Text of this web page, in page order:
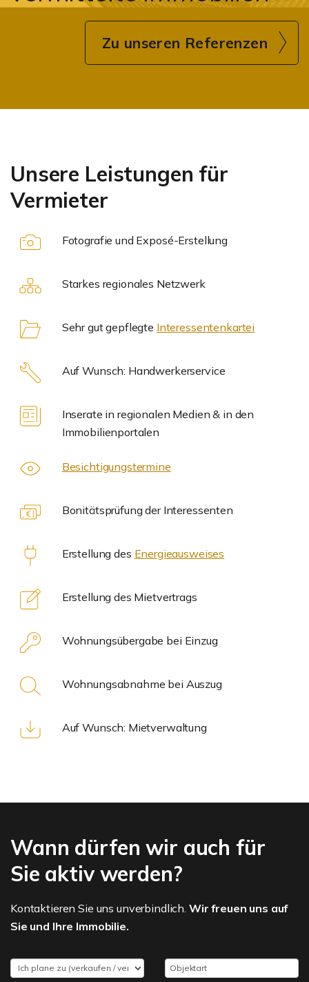
Zu unseren Referenzen
Unsere Leistungen für
Vermieter
Fotografie und Exposé-Erstellung
Starkes regionales Netzwerk
Sehr gut gepflegte Interessentenkartei
Auf Wunsch: Handwerkerservice
Inserate in regionalen Medien & in den
Immobilienportalen
Besichtigungstermine
Bonitätsprüfung der Interessenten
Erstellung des Energieausweises
Erstellung des Mietvertrags
Wohnungsübergabe bei Einzug
Wohnungsabnahme bei Auszug
Auf Wunsch: Mietverwaltung
Wann dürfen wir auch für
Sie aktiv werden?
Kontaktieren Sie uns unverbindlich. Wir freuen uns auf
Sie und Ihre Immobilie.